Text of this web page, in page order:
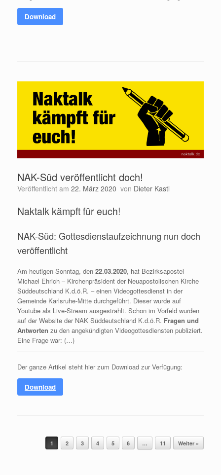
Download
NAK-Süd veröffentlicht doch!
Veröffentlicht am 22. März 2020 von Dieter Kastl
Naktalk kämpft für euch!
NAK-Süd: Gottesdienstaufzeichnung nun doch
veröffentlicht
Am heutigen Sonntag, den 22.03.2020, hat Bezirksapostel
Michael Ehrich – Kirchenpräsident der Neuapostolischen Kirche
Süddeutschland K.d.ö.R. – einen Videogottesdienst in der
Gemeinde Karlsruhe-Mitte durchgeführt. Dieser wurde auf
Youtube als Live-Stream ausgestrahlt. Schon im Vorfeld wurden
auf der Website der NAK Süddeutschland K.d.ö.R. Fragen und
Antworten zu den angekündigten Videogottesdiensten publiziert.
Eine Frage war: (…)
Der ganze Artikel steht hier zum Download zur Verfügung:
Download
Beitragsnavigation
1 2 3 4 5 6 … 11 Weiter »